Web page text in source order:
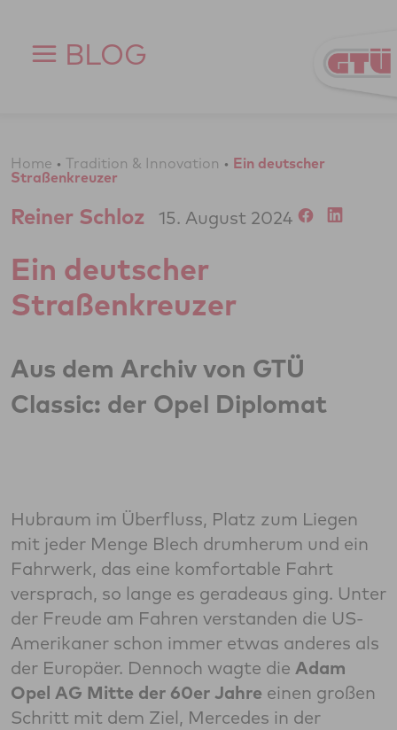
BLOG
Home • Tradition & Innovation • Ein deutscher
Straßenkreuzer
Reiner Schloz 15. August 2024
Ein deutscher
Straßenkreuzer
Aus dem Archiv von GTÜ
Classic: der Opel Diplomat
Hubraum im Überfluss, Platz zum Liegen
mit jeder Menge Blech drumherum und ein
Fahrwerk, das eine komfortable Fahrt
versprach, so lange es geradeaus ging. Unter
der Freude am Fahren verstanden die US-
Amerikaner schon immer etwas anderes als
der Europäer. Dennoch wagte die Adam
Opel AG Mitte der 60er Jahre einen großen
Schritt mit dem Ziel, Mercedes in der